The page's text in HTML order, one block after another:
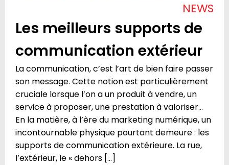
NEWS
Les meilleurs supports de
communication extérieur
La communication, c’est l’art de bien faire passer
son message. Cette notion est particulièrement
cruciale lorsque l’on a un produit à vendre, un
service à proposer, une prestation à valoriser…
En la matière, à l’ère du marketing numérique, un
incontournable physique pourtant demeure : les
supports de communication extérieure. La rue,
l’extérieur, le « dehors […]